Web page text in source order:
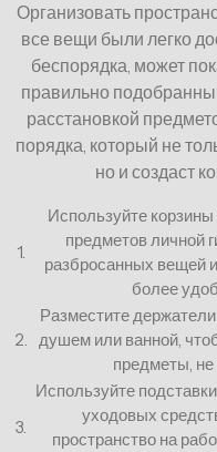
Организовать
все вещи были легко
беспорядка, может
правильно
расстановкой
порядка, который не
но и создаст
1.
Используйте
предметов личной
разбросанных вещей
более
2.
Разместите
душем или ванной,
предметы,
3.
Используйте
уходовых
пространство на